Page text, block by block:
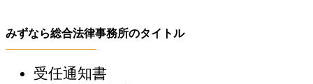
みずなら総合法律事務所のタイトル
受任通知書